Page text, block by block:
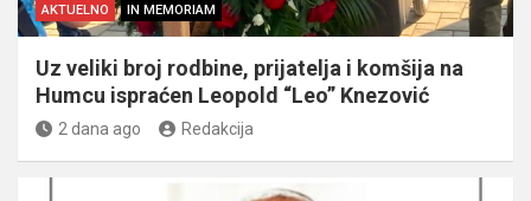
AKTUELNO IN MEMORIAM
Uz veliki broj rodbine, prijatelja i komšija na
Humcu ispraćen Leopold “Leo” Knezović
2 dana ago Redakcija